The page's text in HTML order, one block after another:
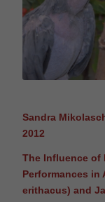
Sandra
2012
The Influence of
Performances in
erithacus) and